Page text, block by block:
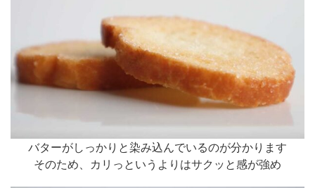
バターがしっかりと染み込んでいるのが分かります
そのため、カリっというよりはサクッと感が強め